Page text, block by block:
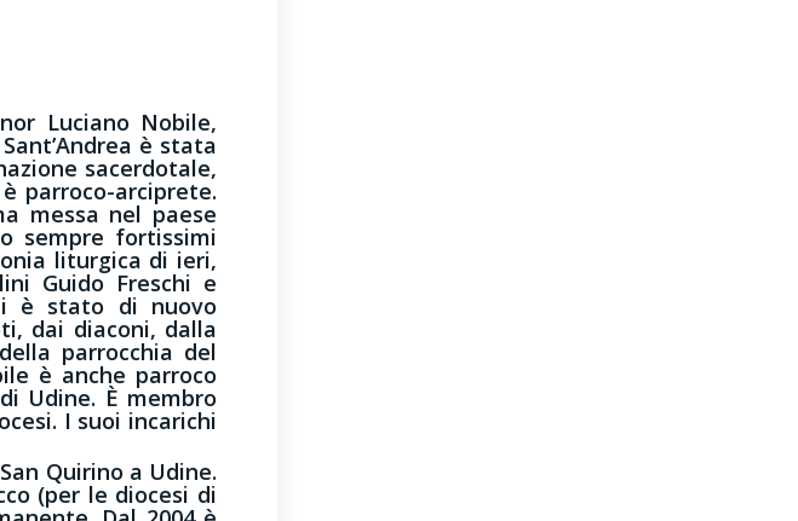
Luciano Nobile,
è stata
sacerdotale,
parroco-arciprete.
messa nel paese
sempre fortissimi
liturgica di ieri,
Guido Freschi e
è stato di nuovo
dai diaconi, dalla
parrocchia del
è anche parroco
Udine. È membro
I suoi incarichi
Quirino a Udine.
(per le diocesi di